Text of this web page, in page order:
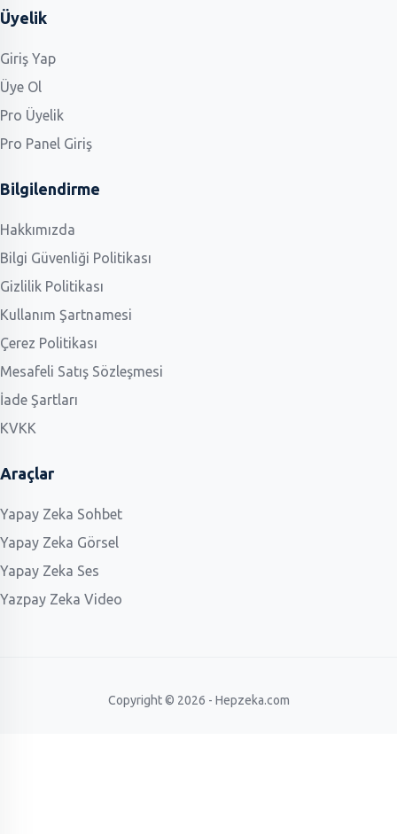
Üyelik
Giriş Yap
Üye Ol
Pro Üyelik
Pro Panel Giriş
Bilgilendirme
Hakkımızda
Bilgi Güvenliği Politikası
Gizlilik Politikası
Kullanım Şartnamesi
Çerez Politikası
Mesafeli Satış Sözleşmesi
İade Şartları
KVKK
Araçlar
Yapay Zeka Sohbet
Yapay Zeka Görsel
Yapay Zeka Ses
Yazpay Zeka Video
Copyright © 2026 - Hepzeka.com